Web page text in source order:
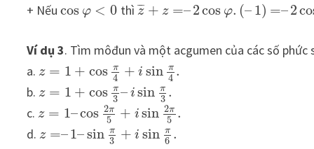
+ Nếucos φ < 0 thì z
¯¯
¯ + z =–2cos φ. (– 1) =–2
Ví dụ 3. Tìm môđun và một acgumen của các số phức
a.z = 1 + cos π
4 + i sin π
4 .
b.z = 1 + cos π
3 – i sin π
3 .
c.z = 1–cos 2π
5 + i sin 2π
5 .
d.z =–1–sin π
3 + i sin π
6 .